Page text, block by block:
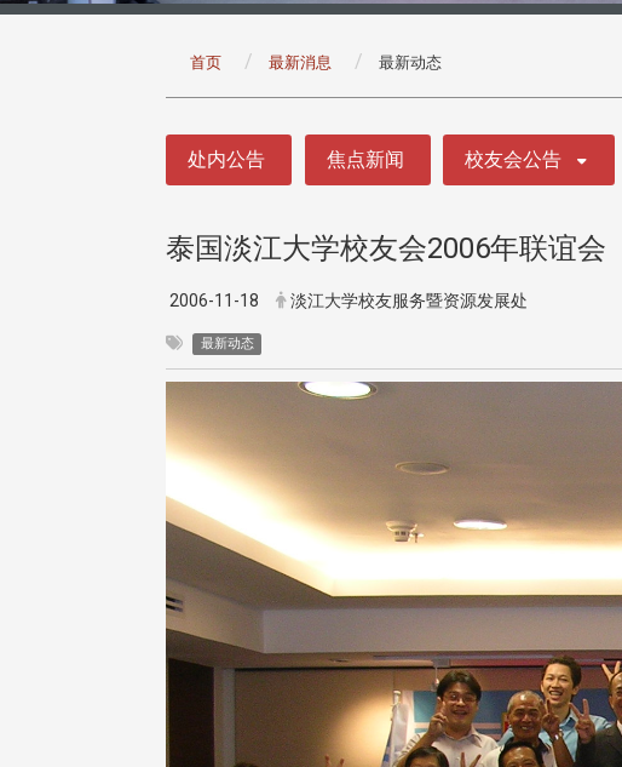
首页 最新消息 最新动态
处内公告 焦点新闻 校友会公告
泰国淡江大学校友会2006年联谊会
2006-11-18 淡江大学校友服务暨资源发展处
最新动态